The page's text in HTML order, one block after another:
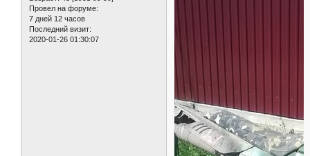
Провел на форуме:
7 дней 12 часов
Последний визит:
2020-01-26 01:30:07